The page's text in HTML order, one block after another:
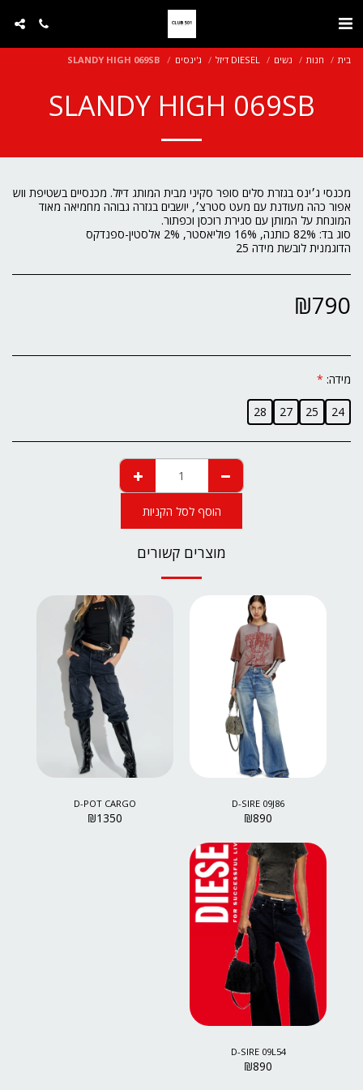
בית חנות נשים DIESEL דיזל ג'ינסים SLANDY HIGH 069SB
SLANDY HIGH 069SB
מכנסי ג׳ינס בגזרת סלים סופר סקיני מבית המותג דיזל. מכנסיים בשטיפת ווש
אפור כהה מעודנת עם מעט סטרצ׳, יושבים בגזרה גבוהה מחמיאה מאוד
הדוגמנית לובשת מידה 25
₪790
מידה: *
24
25
27
28
הוסף לסל הקניות
מוצרים קשורים
D-SIRE 09J86
₪890
D-POT CARGO
₪1350
D-SIRE 09L54
₪890